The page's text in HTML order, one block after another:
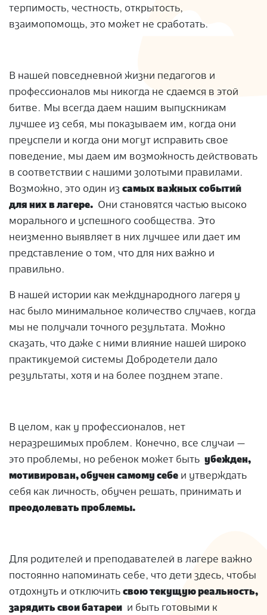
терпимость, честность, открытость,
взаимопомощь, это может не сработать.
В нашей повседневной жизни педагогов и
профессионалов мы никогда не сдаемся в этой
битве. Мы всегда даем нашим выпускникам
лучшее из себя, мы показываем им, когда они
преуспели и когда они могут исправить свое
поведение, мы даем им возможность действовать
в соответствии с нашими золотыми правилами.
Возможно, это один из самых важных событий
для них в лагере. Они становятся частью высоко
морального и успешного сообщества. Это
неизменно выявляет в них лучшее или дает им
представление о том, что для них важно и
правильно.
В нашей истории как международного лагеря у
нас было минимальное количество случаев, когда
мы не получали точного результата. Можно
сказать, что даже с ними влияние нашей широко
практикуемой системы Добродетели дало
результаты, хотя и на более позднем этапе.
В целом, как у профессионалов, нет
неразрешимых проблем. Конечно, все случаи —
это проблемы, но ребенок может быть убежден,
мотивирован, обучен самому себе и утверждать
себя как личность, обучен решать, принимать и
преодолевать проблемы.
Для родителей и преподавателей в лагере важно
постоянно напоминать себе, что дети здесь, чтобы
отдохнуть и отключить свою текущую реальность,
зарядить свои батареи и быть готовыми к